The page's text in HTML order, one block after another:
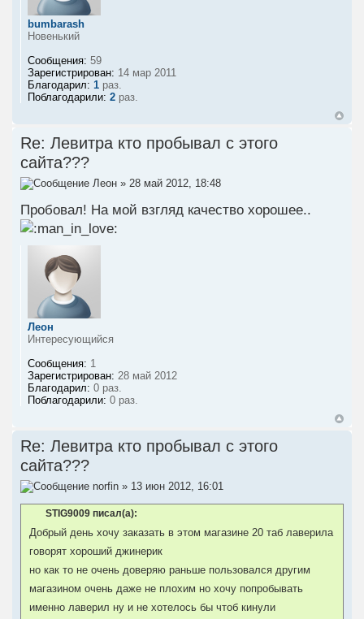
bumbarash
Новенький
Сообщения: 59
Зарегистрирован: 14 мар 2011
Благодарил: 1 раз.
Поблагодарили: 2 раз.
Re: Левитра кто пробывал с этого
сайта???
Леон » 28 май 2012, 18:48
Пробовал! На мой взгляд качество хорошее..
Леон
Интересующийся
Сообщения: 1
Зарегистрирован: 28 май 2012
Благодарил: 0 раз.
Поблагодарили: 0 раз.
Re: Левитра кто пробывал с этого
сайта???
norfin » 13 июн 2012, 16:01
STIG9009 писал(а):
Добрый день хочу заказать в этом магазине 20 таб лаверила
говорят хороший джинерик
но как то не очень доверяю раньше пользовался другим
магазином очень даже не плохим но хочу попробывать
именно лаверил ну и не хотелось бы чтоб кинули